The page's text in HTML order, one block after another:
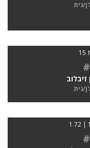
נית
#
זיבלוב
נית
#